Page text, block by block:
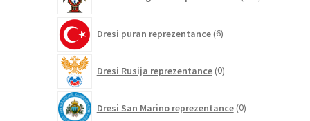
Dresi puran reprezentance 6izdelkov
Dresi Rusija reprezentance 0izdelkov
Dresi San Marino reprezentance 0izdelkov